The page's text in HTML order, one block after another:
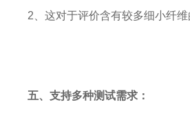
2 、这对于评价含有较多细小纤
五、支持多种测试需求：